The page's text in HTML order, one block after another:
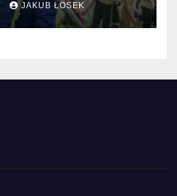
JAKUB ŁOSEK